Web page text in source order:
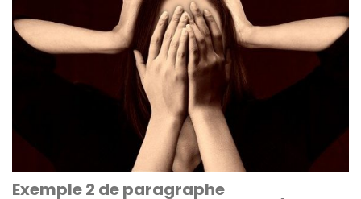
Exemple 2 de paragraphe